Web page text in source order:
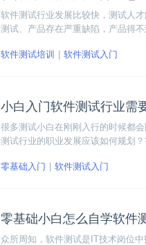
软件测试行业发展比较快，测试人
测试、产品存在严重缺陷，产品得
软件测试培训
软件测试入门
小白入门软件测试行业需
很多测试小白在刚刚入行的时候都
测试行业的职业发展应该如何规划
零基础入门
软件测试入门
零基础小白怎么自学软件
众所周知，软件测试是IT技术岗位